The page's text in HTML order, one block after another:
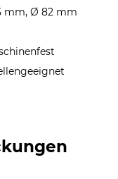
mm, Ø 82 mm